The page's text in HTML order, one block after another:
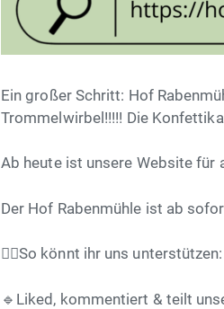
Ein großer Schritt: Hof
Trommelwirbel!!!!! Die
Ab heute ist unsere Website für
Der Hof Rabenmühle ist ab
👉🏻So könnt ihr uns unterstützen:
🔹Liked, kommentiert & teilt